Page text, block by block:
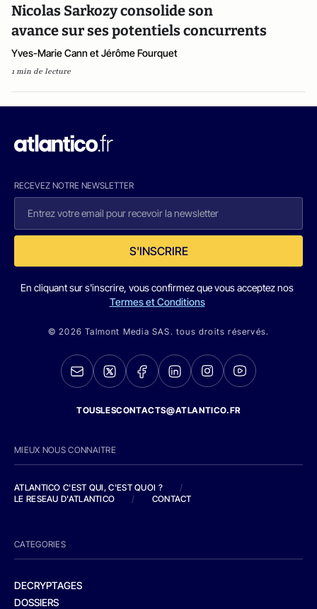
Nicolas Sarkozy consolide son
avance sur ses potentiels concurrents
Yves-Marie Cann et Jérôme Fourquet
1 min de lecture
RECEVEZ NOTRE NEWSLETTER
S'INSCRIRE
En cliquant sur s'inscrire, vous confirmez que vous acceptez nos
Termes et Conditions
© 2026 Talmont Media SAS. tous droits réservés.
TOUSLESCONTACTS@ATLANTICO.FR
MIEUX NOUS CONNAITRE
ATLANTICO C'EST QUI, C'EST QUOI ?
/
LE RESEAU D'ATLANTICO
/ CONTACT
CATEGORIES
DECRYPTAGES
DOSSIERS